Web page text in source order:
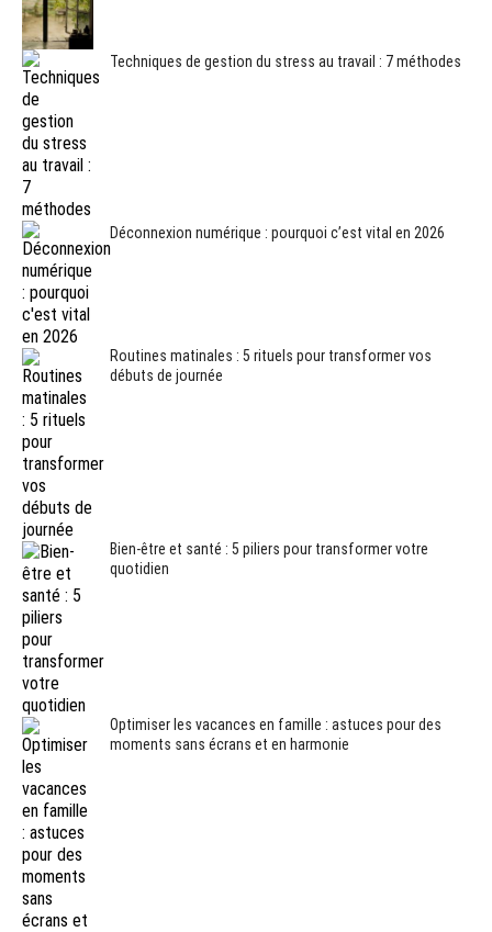
Techniques de gestion du stress au travail : 7 méthodes
Déconnexion numérique : pourquoi c’est vital en 2026
Routines matinales : 5 rituels pour transformer vos
débuts de journée
Bien-être et santé : 5 piliers pour transformer votre
quotidien
Optimiser les vacances en famille : astuces pour des
moments sans écrans et en harmonie